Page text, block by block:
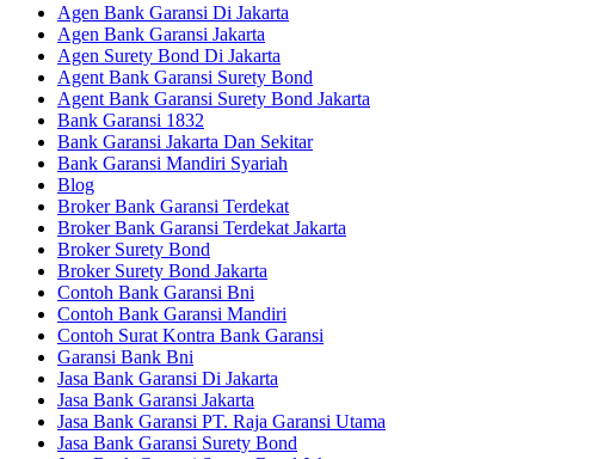
Agen Bank Garansi Di Jakarta
Agen Bank Garansi Jakarta
Agen Surety Bond Di Jakarta
Agent Bank Garansi Surety Bond
Agent Bank Garansi Surety Bond Jakarta
Bank Garansi 1832
Bank Garansi Jakarta Dan Sekitar
Bank Garansi Mandiri Syariah
Blog
Broker Bank Garansi Terdekat
Broker Bank Garansi Terdekat Jakarta
Broker Surety Bond
Broker Surety Bond Jakarta
Contoh Bank Garansi Bni
Contoh Bank Garansi Mandiri
Contoh Surat Kontra Bank Garansi
Garansi Bank Bni
Jasa Bank Garansi Di Jakarta
Jasa Bank Garansi Jakarta
Jasa Bank Garansi PT. Raja Garansi Utama
Jasa Bank Garansi Surety Bond